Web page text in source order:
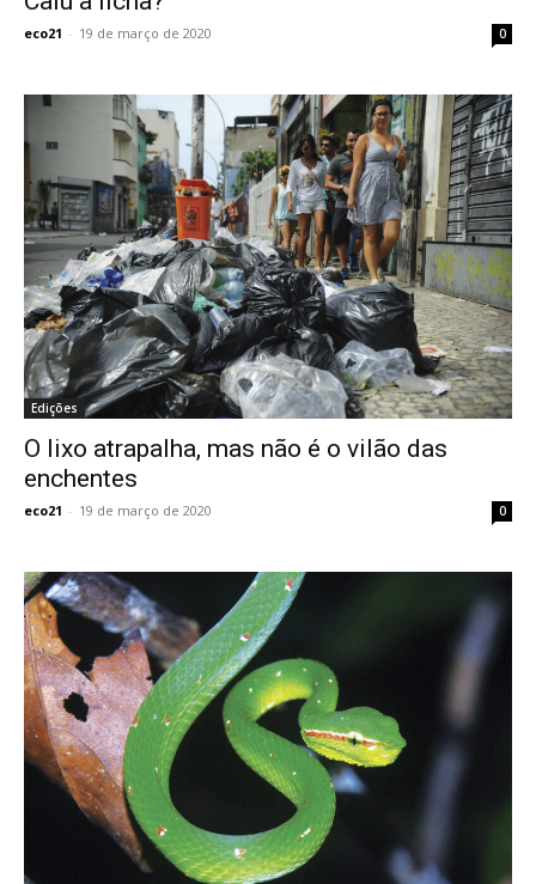
eco21 - 19 de março de 2020 0
Edições
O lixo atrapalha, mas não é o vilão das
enchentes
eco21 - 19 de março de 2020 0